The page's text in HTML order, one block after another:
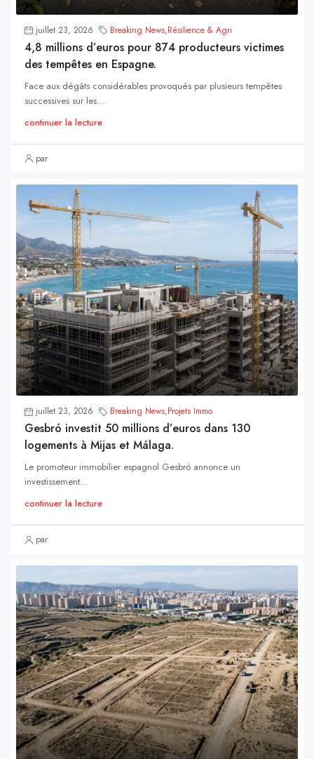
juillet 23, 2026 Breaking News,Résilience & Agri
4,8 millions d’euros pour 874 producteurs victimes
des tempêtes en Espagne.
Face aux dégâts considérables provoqués par plusieurs tempêtes
successives sur les...
continuer la lecture
par
juillet 23, 2026 Breaking News,Projets Immo
Gesbró investit 50 millions d’euros dans 130
logements à Mijas et Málaga.
Le promoteur immobilier espagnol Gesbró annonce un
investissement...
continuer la lecture
par